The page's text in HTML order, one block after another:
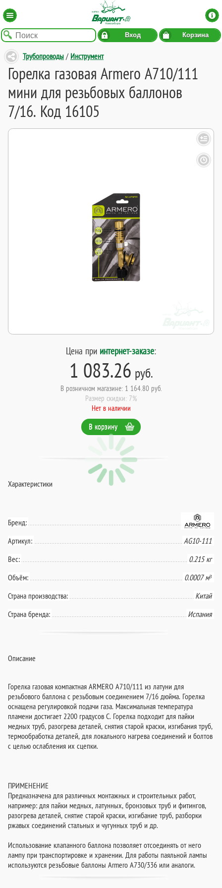
Вход Корзина
Трубопроводы / Инструмент
Горелка газовая Armero A710/111
мини для резьбовых баллонов
7/16. Код 16105
Цена при интернет-заказе:
1 083.26 руб.
В розничном магазине: 1 164.80 руб.
Размер скидки: 7%
Нет в наличии
В корзину
Характеристики
Бренд:
Артикул:
AG10-111
Вес:
0.215 кг
Объём:
0.0007 м³
Страна производства:
Китай
Страна бренда:
Испания
Описание
Горелка газовая компактная ARMERO A710/111 из латуни для
резьбового баллона с резьбовым соединением 7/16 дюйма. Горелка
оснащена регулировкой подачи газа. Максимальная температура
пламени достигает 2200 градусов C. Горелка подходит для пайки
медных труб, разогрева деталей, снятия старой краски, изгибания труб,
термообработка деталей, для локального нагрева соединений и болтов
с целью ослабления их сцепки.
ПРИМЕНЕНИЕ
Предназначена для различных монтажных и строительных работ,
например: для пайки медных, латунных, бронзовых труб и фитингов,
разогрева деталей, снятие старой краски, изгибание труб, разборки
ржавых соединений стальных и чугунных труб и др.
Использование клапанного баллона позволяет отсоединять от него
лампу при транспортировке и хранении. Для работы паяльной лампы
используются резьбовые баллоны Armero A730/336 или аналоги.